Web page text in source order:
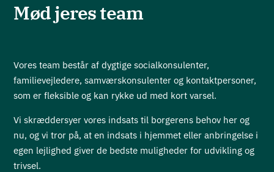
Mød jeres team
Vores team består af dygtige socialkonsulenter,
familievejledere, samværskonsulenter og kontaktpersoner,
som er fleksible og kan rykke ud med kort varsel.
Vi skræddersyer vores indsats til borgerens behov her og
nu, og vi tror på, at en indsats i hjemmet eller anbringelse i
egen lejlighed giver de bedste muligheder for udvikling og
trivsel.